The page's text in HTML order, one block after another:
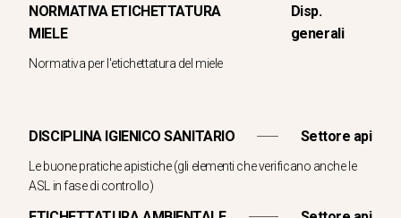
NORMATIVA ETICHETTATURA
MIELE
Disp.
generali
Normativa per l'etichettatura del miele
DISCIPLINA IGIENICO SANITARIO Settore api
Le buone pratiche apistiche (gli elementi che verificano anche le
ASL in fase di controllo)